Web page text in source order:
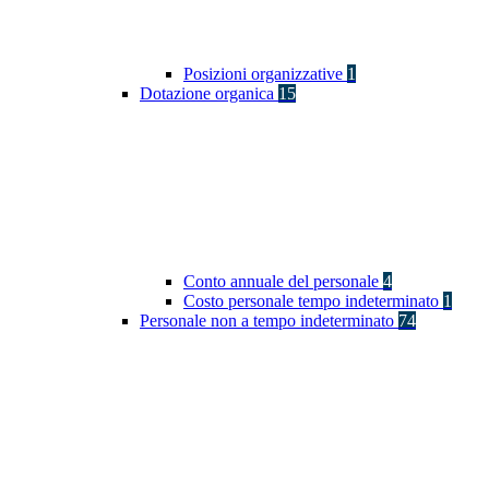
Posizioni organizzative 1
Dotazione organica 15
Conto annuale del personale 4
Costo personale tempo indeterminato 1
Personale non a tempo indeterminato 74